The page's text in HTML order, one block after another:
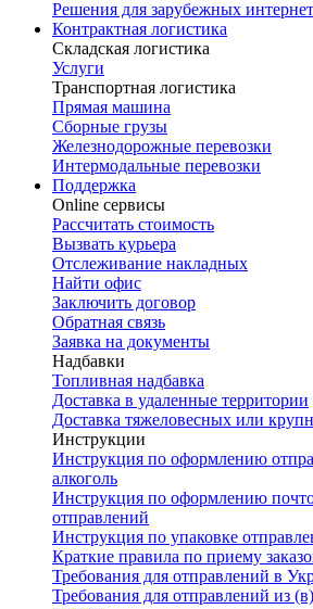
Решения для зарубежных
Контрактная логистика
Складская логистика
Услуги
Транспортная логистика
Прямая машина
Сборные грузы
Железнодорожные перевозки
Интермодальные перевозки
Поддержка
Online сервисы
Рассчитать стоимость
Вызвать курьера
Отслеживание накладных
Найти офис
Заключить договор
Обратная связь
Заявка на документы
Надбавки
Топливная надбавка
Доставка в удаленные территории
Доставка тяжеловесных или
Инструкции
Инструкция по оформлению
алкоголь
Инструкция по оформлению
отправлений
Инструкция по упаковке
Краткие правила по приему
Требования для отправлений в
Требования для отправлений из